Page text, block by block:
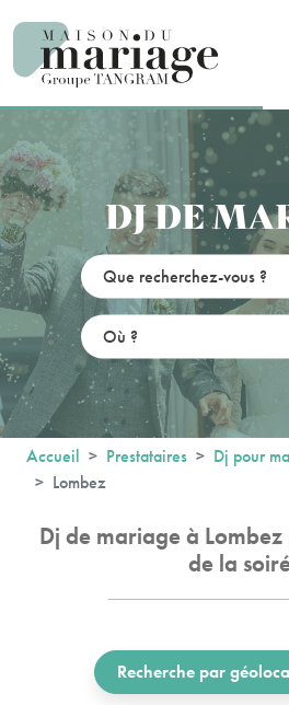
DJ DE
Accueil Prestataires Dj pour
Lombez
Dj de mariage à
de la
Recherche par